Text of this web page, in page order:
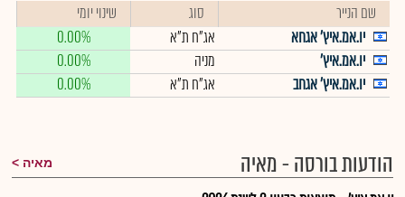
שם הנייר סוג
שינוי יומי
יו.אמ.איץ' אגחא
אג"ח ת"א
0.00%
יו.אמ.איץ'
מניה
0.00%
יו.אמ.איץ' אגחב
אג"ח ת"א 0.00%
הודעות בורסה - מאיה מאיה